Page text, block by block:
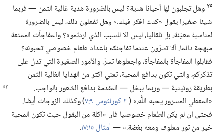
٢٥ وهل تجلبون لها أحيانا هدية؟‏ ليس بالضرورة هدية غالية الثمن —‏ فربما
شيئا صغيرا يقول «كنت افكر فيك.‏» وهل تفعلون ذلك،‏ ليس بالضرورة
لمناسبة معيّنة،‏ بل تلقائيا،‏ ليس الا للسبب الذي اردتموه؟‏ والمفاجآ‌ت الممتعة
مبهجة دائما.‏ ألا تسرّون عندما تفاجئكم باعداد طعام خصوصي تحبونه؟‏
فقابلوا المفاجأة بالمفاجأة،‏ واجعلوها تسرّ.‏ والأمور الصغيرة التي تدل على
تذكركم،‏ والتي تكون بدافع المحبة،‏ تعني اكثر من الهدايا الغالية الثمن
بطريقة روتينية —‏ وربما ببخل —‏ المقدمة بدافع الشعور بالواجب.‏
«المعطي المسرور يحبه اللّٰه.‏» (‏٢ كورنثوس ٩:‏٧
‏)‏ وكذلك الزوجات أيضا.‏
فحتى ان لم يكن الطعام خصوصيا فان «اكلة من البقول حيث تكون المحبة
خير من ثور معلوف ومعه بغضة.‏» —‏أمثال ١٥:‏١٧ ‏.‏